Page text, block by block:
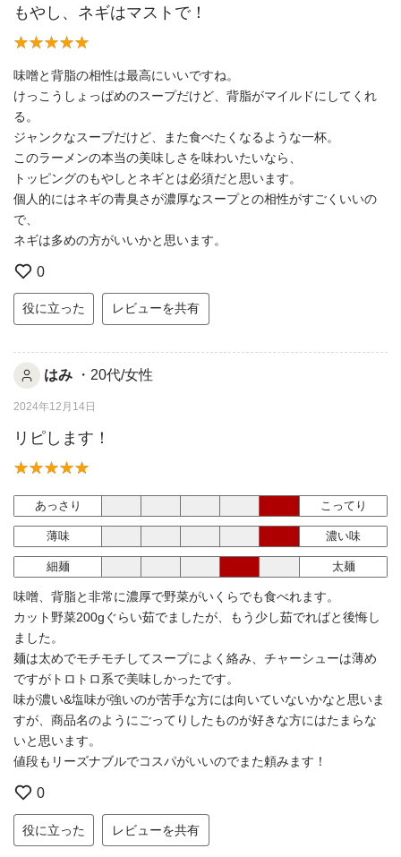
もやし、ネギはマストで！
味噌と背脂の相性は最高にいいですね。
けっこうしょっぱめのスープだけど、背脂がマイルドにしてくれ
る。
ジャンクなスープだけど、また食べたくなるような一杯。
このラーメンの本当の美味しさを味わいたいなら、
トッピングのもやしとネギとは必須だと思います。
個人的にはネギの青臭さが濃厚なスープとの相性がすごくいいの
で、
ネギは多めの方がいいかと思います。
0
役に立った レビューを共有
はみ ・20代/女性
2024年12月14日
リピします！
あっさり こってり
薄味 濃い味
細麺 太麺
味噌、背脂と非常に濃厚で野菜がいくらでも食べれます。
カット野菜200gぐらい茹でましたが、もう少し茹でればと後悔し
ました。
麺は太めでモチモチしてスープによく絡み、チャーシューは薄め
ですがトロトロ系で美味しかったです。
味が濃い&塩味が強いのが苦手な方には向いていないかなと思いま
すが、商品名のようにごってりしたものが好きな方にはたまらな
いと思います。
値段もリーズナブルでコスパがいいのでまた頼みます！
0
役に立った レビューを共有